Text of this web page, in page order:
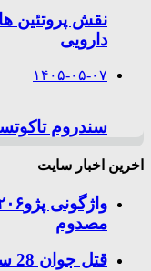
نقش پروتئین
دارویی
۱۴۰۵-۰۵-۰۷
سندروم
اخرین اخبار سایت
مصدوم
قتل جوان 28 ساله توسط قاتل 15 ساله در کازرون